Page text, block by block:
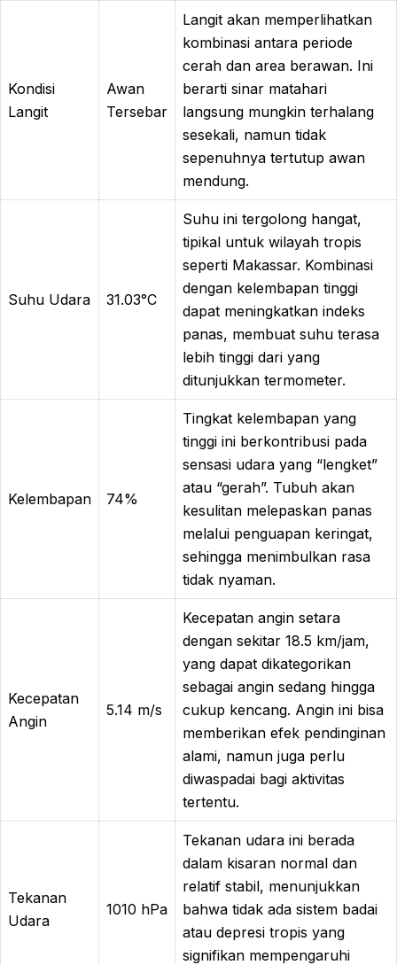
Kondisi
Langit
Awan
Tersebar
Langit akan memperlihatkan
kombinasi antara periode
cerah dan area berawan. Ini
berarti sinar matahari
langsung mungkin terhalang
sesekali, namun tidak
sepenuhnya tertutup awan
mendung.
Suhu Udara 31.03°C
Suhu ini tergolong hangat,
tipikal untuk wilayah tropis
seperti Makassar. Kombinasi
dengan kelembapan tinggi
dapat meningkatkan indeks
panas, membuat suhu terasa
lebih tinggi dari yang
ditunjukkan termometer.
Kelembapan 74%
Tingkat kelembapan yang
tinggi ini berkontribusi pada
sensasi udara yang “lengket”
atau “gerah”. Tubuh akan
kesulitan melepaskan panas
melalui penguapan keringat,
sehingga menimbulkan rasa
tidak nyaman.
Kecepatan
Angin
5.14 m/s
Kecepatan angin setara
dengan sekitar 18.5 km/jam,
yang dapat dikategorikan
sebagai angin sedang hingga
cukup kencang. Angin ini bisa
memberikan efek pendinginan
alami, namun juga perlu
diwaspadai bagi aktivitas
tertentu.
Tekanan
Udara
1010 hPa
Tekanan udara ini berada
dalam kisaran normal dan
relatif stabil, menunjukkan
bahwa tidak ada sistem badai
atau depresi tropis yang
signifikan mempengaruhi